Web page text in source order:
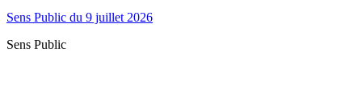
Sens Public du 9 juillet 2026
Sens Public